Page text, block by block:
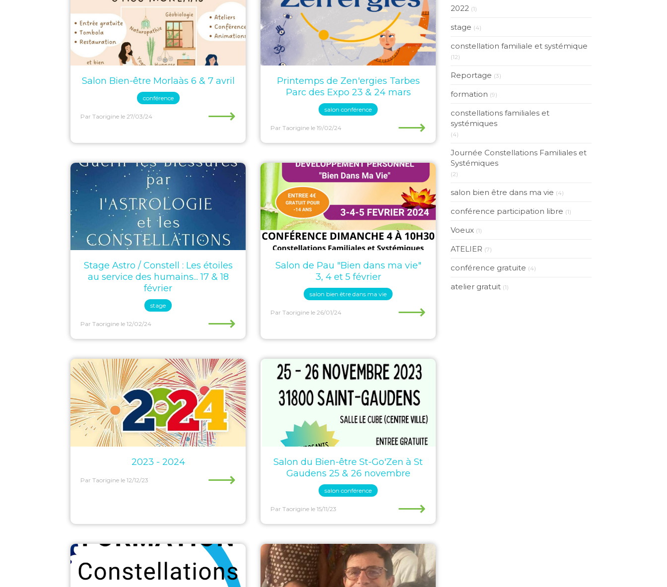
Salon Bien-être Morlaàs 6 & 7 avril
conférence
Par Taorigine le 27/03/24 ⟶
Printemps de Zen'ergies Tarbes
Parc des Expo 23 & 24 mars
salon conférence
Par Taorigine le 19/02/24 ⟶
Stage Astro / Constell : Les étoiles
au service des humains... 17 & 18
février
stage
Par Taorigine le 12/02/24 ⟶
Salon de Pau "Bien dans ma vie"
3, 4 et 5 février
salon bien être dans ma vie
Par Taorigine le 26/01/24 ⟶
2023 - 2024
Par Taorigine le 12/12/23 ⟶
Salon du Bien-être St-Go'Zen à St
Gaudens 25 & 26 novembre
salon conférence
Par Taorigine le 15/11/23 ⟶
2022 (1)
stage (4)
constellation familiale et systémique
(12)
Reportage (3)
formation (9)
constellations familiales et
systémiques
(4)
Journée Constellations Familiales et
Systémiques
(2)
salon bien être dans ma vie (4)
conférence participation libre (1)
Voeux (1)
ATELIER (7)
conférence gratuite (4)
atelier gratuit (1)